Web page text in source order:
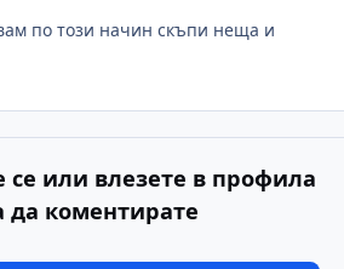
по този начин скъпи неща и
се или влезете в профила
да коментирате